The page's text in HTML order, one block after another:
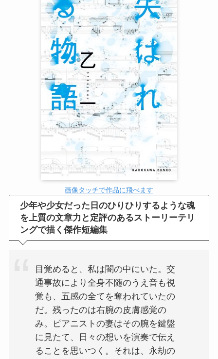
画像タッチで作品に飛べます
少年や少女だった日のひりひりするような魂
を上質の文章力と定評のあるストーリーテリ
ングで描く傑作短編集
目覚めると、私は闇の中にいた。交
通事故により全身不随のうえ音も視
覚も、五感の全てを奪われていたの
だ。残ったのは右腕の皮膚感覚の
み。ピアニストの妻はその腕を鍵盤
に見たて、日々の想いを演奏で伝え
ることを思いつく。それは、永劫の